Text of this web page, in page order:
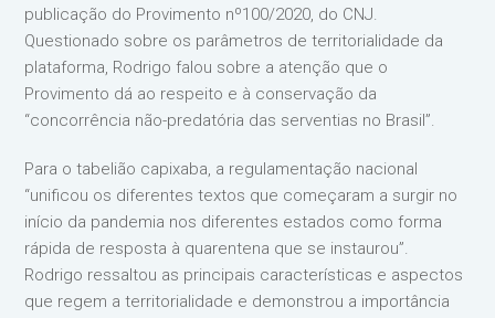
publicação do Provimento nº100/2020, do CNJ.
Questionado sobre os parâmetros de territorialidade da
plataforma, Rodrigo falou sobre a atenção que o
Provimento dá ao respeito e à conservação da
“concorrência não-predatória das serventias no Brasil”.
Para o tabelião capixaba, a regulamentação nacional
“unificou os diferentes textos que começaram a surgir no
início da pandemia nos diferentes estados como forma
rápida de resposta à quarentena que se instaurou”.
Rodrigo ressaltou as principais características e aspectos
que regem a territorialidade e demonstrou a importância